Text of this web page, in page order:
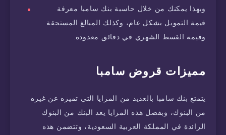
وبهذا يمكنك من خلال حاسبة بنك سامبا معرفة
قيمة التمويل بشكل عام، وكذلك المبالغ المستحقة
وقيمة القسط الشهري في دقائق معدودة.
مميزات قروض سامبا
يتمتع بنك سامبا بالعديد من المزايا التي تميزه عن غيره
من البنوك، وبفضل هذه المزايا يعد البنك من البنوك
الرائدة في المملكة العربية السعودية، وتتضمن هذه